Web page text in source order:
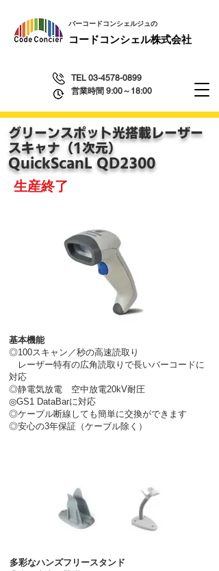
TEL 03-4578-0899
営業時間 9:00～18:00
​コードコンシェル株式会社
​バーコードコンシェルジュの
グリーンスポット光搭載レーザー
スキャナ （1次元）
QuickScanL QD2300
基本機能
◎100スキャン／秒の高速読取り
レーザー特有の広角読取りで長いバーコードに
対応
◎静電気放電 空中放電20kV耐圧
◎GS1 DataBarに対応
◎ケーブル断線しても簡単に交換ができます
◎安心の3年保証（ケーブル除く）
多彩なハンズフリースタンド
生産終了